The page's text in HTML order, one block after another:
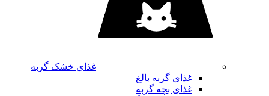
غذای خشک گربه
غذای گربه بالغ
غذای بچه گربه